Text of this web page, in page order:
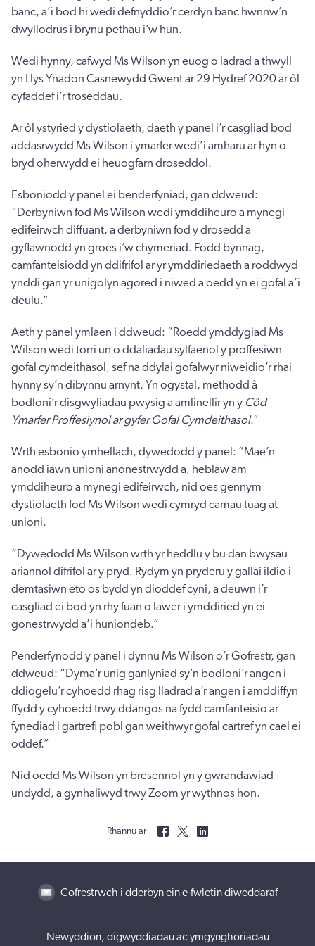
banc, a’i bod hi wedi defnyddio’r cerdyn banc hwnnw’n
dwyllodrus i brynu pethau i’w hun.
Wedi hynny, cafwyd Ms Wilson yn euog o ladrad a thwyll
yn Llys Ynadon Casnewydd Gwent ar 29 Hydref 2020 ar ôl
cyfaddef i’r troseddau.
Ar ôl ystyried y dystiolaeth, daeth y panel i’r casgliad bod
addasrwydd Ms Wilson i ymarfer wedi’i amharu ar hyn o
bryd oherwydd ei heuogfarn droseddol.
Esboniodd y panel ei benderfyniad, gan ddweud:
“Derbyniwn fod Ms Wilson wedi ymddiheuro a mynegi
edifeirwch diffuant, a derbyniwn fod y drosedd a
gyflawnodd yn groes i’w chymeriad. Fodd bynnag,
camfanteisiodd yn ddifrifol ar yr ymddiriedaeth a roddwyd
ynddi gan yr unigolyn agored i niwed a oedd yn ei gofal a’i
deulu.”
Aeth y panel ymlaen i ddweud: “Roedd ymddygiad Ms
Wilson wedi torri un o ddaliadau sylfaenol y proffesiwn
gofal cymdeithasol, sef na ddylai gofalwyr niweidio’r rhai
hynny sy’n dibynnu arnynt. Yn ogystal, methodd â
bodloni’r disgwyliadau pwysig a amlinellir yn y Côd
Ymarfer Proffesiynol ar gyfer Gofal Cymdeithasol.”
Wrth esbonio ymhellach, dywedodd y panel: “Mae’n
anodd iawn unioni anonestrwydd a, heblaw am
ymddiheuro a mynegi edifeirwch, nid oes gennym
dystiolaeth fod Ms Wilson wedi cymryd camau tuag at
unioni.
“Dywedodd Ms Wilson wrth yr heddlu y bu dan bwysau
ariannol difrifol ar y pryd. Rydym yn pryderu y gallai ildio i
demtasiwn eto os bydd yn dioddef cyni, a deuwn i’r
casgliad ei bod yn rhy fuan o lawer i ymddiried yn ei
gonestrwydd a’i huniondeb.”
Penderfynodd y panel i dynnu Ms Wilson o’r Gofrestr, gan
ddweud: “Dyma’r unig ganlyniad sy’n bodloni’r angen i
ddiogelu’r cyhoedd rhag risg lladrad a’r angen i amddiffyn
ffydd y cyhoedd trwy ddangos na fydd camfanteisio ar
fynediad i gartrefi pobl gan weithwyr gofal cartref yn cael ei
oddef.”
Nid oedd Ms Wilson yn bresennol yn y gwrandawiad
undydd, a gynhaliwyd trwy Zoom yr wythnos hon.
Rhannu ar
Cofrestrwch i dderbyn ein e-fwletin diweddaraf
Newyddion, digwyddiadau ac ymgynghoriadau